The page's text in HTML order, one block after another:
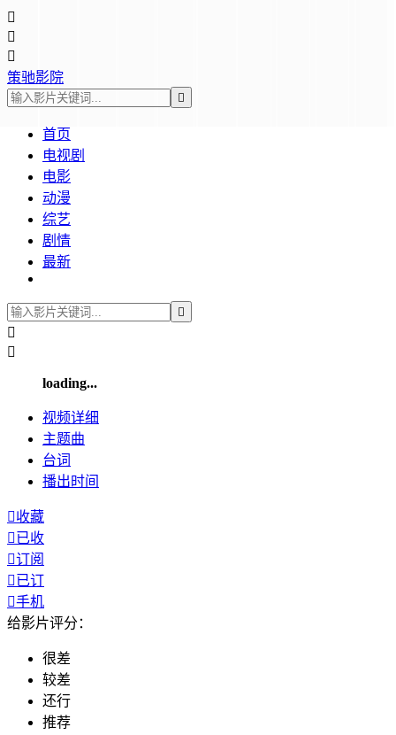



策驰影院

首页
电视剧
电影
动漫
综艺
剧情
最新



loading...
视频详细
主题曲
台词
播出时间
收藏
已收
订阅
已订
手机
给影片评分：
很差
较差
还行
推荐